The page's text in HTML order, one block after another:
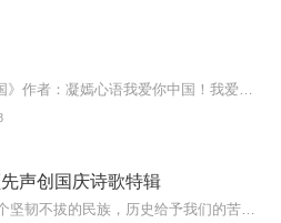
声创国庆诗歌特辑